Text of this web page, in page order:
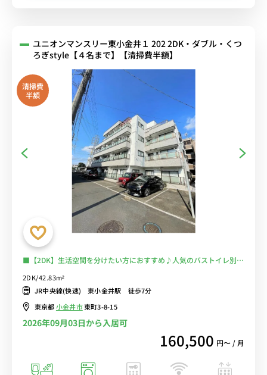
ユニオンマンスリー東小金井１ 202 2DK・ダブル・くつ
ろぎstyle【４名まで】【清掃費半額】
清掃費
半額
■【2DK】生活空間を分けたい方におすすめ♪人気のバストイレ別・
付きでゆったりくつろげる♪■23時まで営業のスーパー「ピーコッ
クストア」「成城石井」などがあり買い物に便利■選べるWi-Fi格安
レンタル中！
2DK/42.83m²
JR中央線(快速) 東小金井駅 徒歩7分
東京都小金井市東町3-8-15
2026年09月03日から入居可
160,500 円〜 / 月